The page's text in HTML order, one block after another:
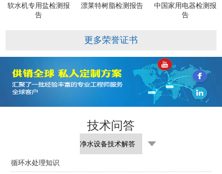
软水机专用盐检测报
告
漂莱特树脂检测报告
中国家用电器检测报
告
更多荣誉证书
技术问答
循环水处理知识